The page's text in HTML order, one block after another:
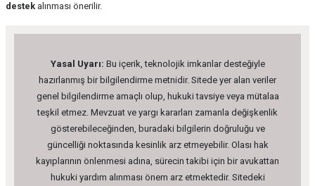
destek alınması önerilir.
Yasal Uyarı: Bu içerik, teknolojik imkanlar desteğiyle
hazırlanmış bir bilgilendirme metnidir. Sitede yer alan veriler
genel bilgilendirme amaçlı olup, hukuki tavsiye veya mütalaa
teşkil etmez. Mevzuat ve yargı kararları zamanla değişkenlik
gösterebileceğinden, buradaki bilgilerin doğruluğu ve
güncelliği noktasında kesinlik arz etmeyebilir. Olası hak
kayıplarının önlenmesi adına, sürecin takibi için bir avukattan
hukuki yardım alınması önem arz etmektedir. Sitedeki